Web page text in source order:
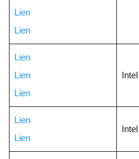
Lien
Lien
Lien
Lien
Lien
Lien
Lien